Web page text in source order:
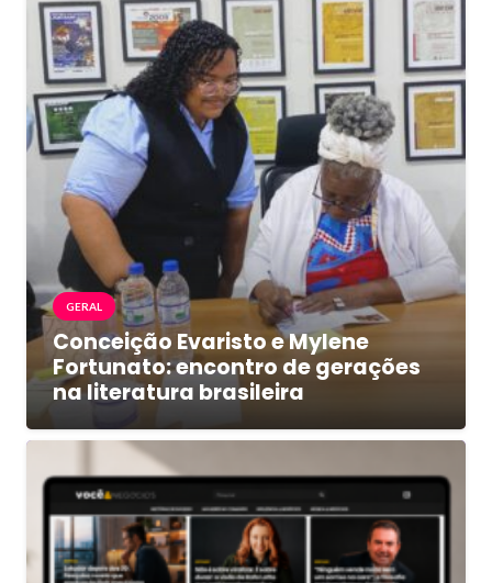
GERAL
Conceição Evaristo e Mylene
Fortunato: encontro de gerações
na literatura brasileira